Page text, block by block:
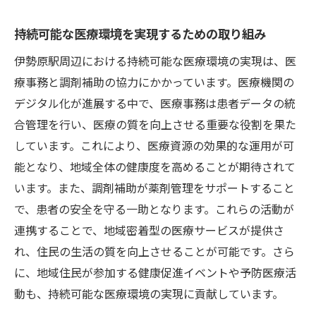
持続可能な医療環境を実現するための取り組み
伊勢原駅周辺における持続可能な医療環境の実現は、医
療事務と調剤補助の協力にかかっています。医療機関の
デジタル化が進展する中で、医療事務は患者データの統
合管理を行い、医療の質を向上させる重要な役割を果た
しています。これにより、医療資源の効果的な運用が可
能となり、地域全体の健康度を高めることが期待されて
います。また、調剤補助が薬剤管理をサポートすること
で、患者の安全を守る一助となります。これらの活動が
連携することで、地域密着型の医療サービスが提供さ
れ、住民の生活の質を向上させることが可能です。さら
に、地域住民が参加する健康促進イベントや予防医療活
動も、持続可能な医療環境の実現に貢献しています。